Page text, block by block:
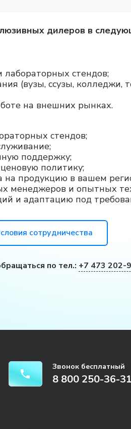
дилеров в
лабораторных стендов;
(вузы, ссузы, колледжи,
на внешних рынках.
стендов;
поддержку;
политику;
продукцию в вашем
менеджеров и опытных
и адаптацию под
сотрудничества
по тел.: +7 473 202-
Звонок бесплатный
8 800 250-36-31